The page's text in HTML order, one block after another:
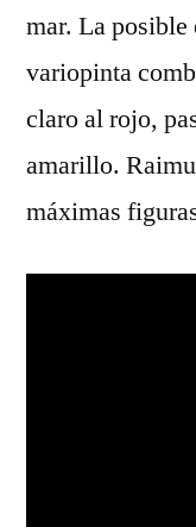
mar. La posible
variopinta
claro al rojo,
amarillo.
máximas